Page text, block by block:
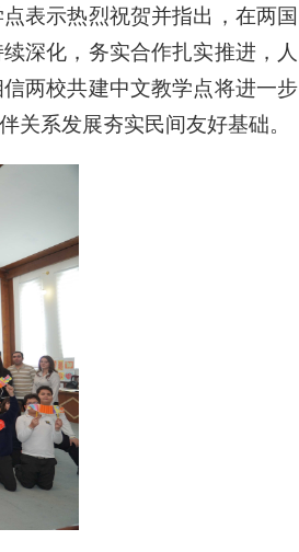
表示热烈祝贺并指出，在两国
深化，务实合作扎实推进，人
两校共建中文教学点将进一步
关系发展夯实民间友好基础。